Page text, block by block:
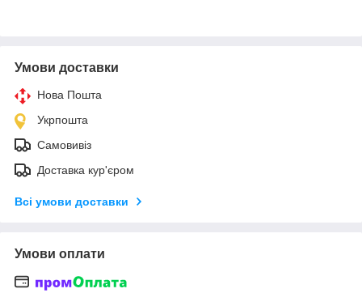
Умови доставки
Нова Пошта
Укрпошта
Самовивіз
Доставка кур'єром
Всі умови доставки
Умови оплати